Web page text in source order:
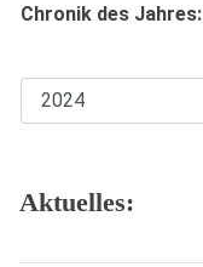
Chronik des Jahres:
Aktuelles: